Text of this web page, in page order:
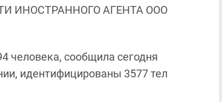
ИНОСТРАННОГО АГЕНТА ООО
человека, сообщила сегодня
идентифицированы 3577 тел